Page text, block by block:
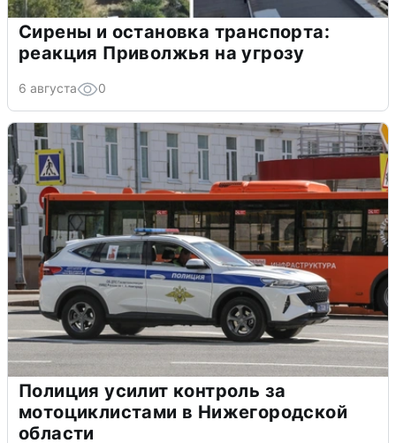
Сирены и остановка транспорта:
реакция Приволжья на угрозу
6 августа 0
Полиция усилит контроль за
мотоциклистами в Нижегородской
области